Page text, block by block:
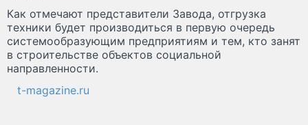
Как отмечают представители Завода, отгрузка
техники будет производиться в первую очередь
системообразующим предприятиям и тем, кто занят
в строительстве объектов социальной
направленности.
t-magazine.ru